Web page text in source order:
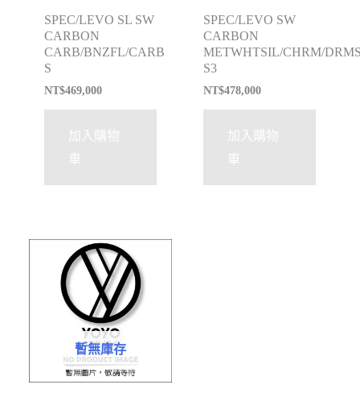
SPEC/LEVO SL SW
CARBON
CARB/BNZFL/CARB
S
NT$469,000
加入購物
車
SPEC/LEVO SW
CARBON
METWHTSIL/CHRM/
S3
NT$478,000
加入購物
車
暫無庫存